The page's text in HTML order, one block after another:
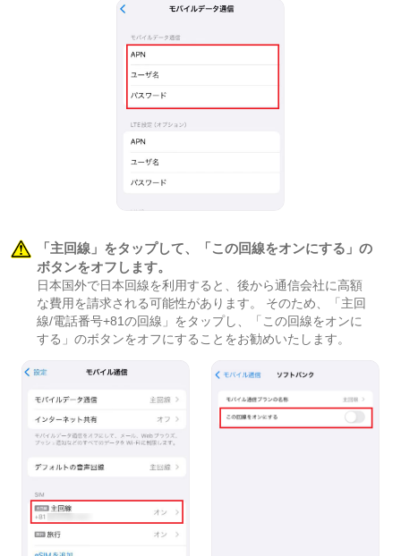
「主回線」をタップして、「この回線をオンにする」の
ボタンをオフします。
日本国外で日本回線を利用すると、後から通信会社に高額
な費用を請求される可能性があります。 そのため、「主回
線/電話番号+81の回線」をタップし、「この回線をオンに
する」のボタンをオフにすることをお勧めいたします。